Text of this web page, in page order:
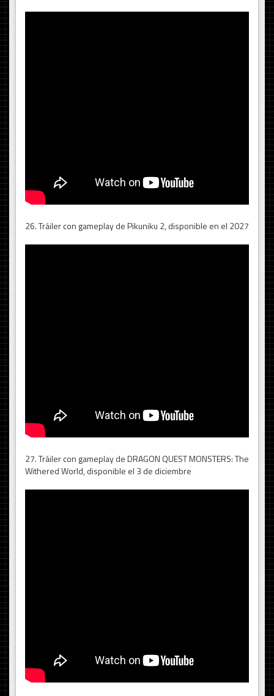
26. Tráiler con gameplay de Pikuniku 2, disponible en el 2027
27. Tráiler con gameplay de DRAGON QUEST MONSTERS: The
Withered World, disponible el 3 de diciembre